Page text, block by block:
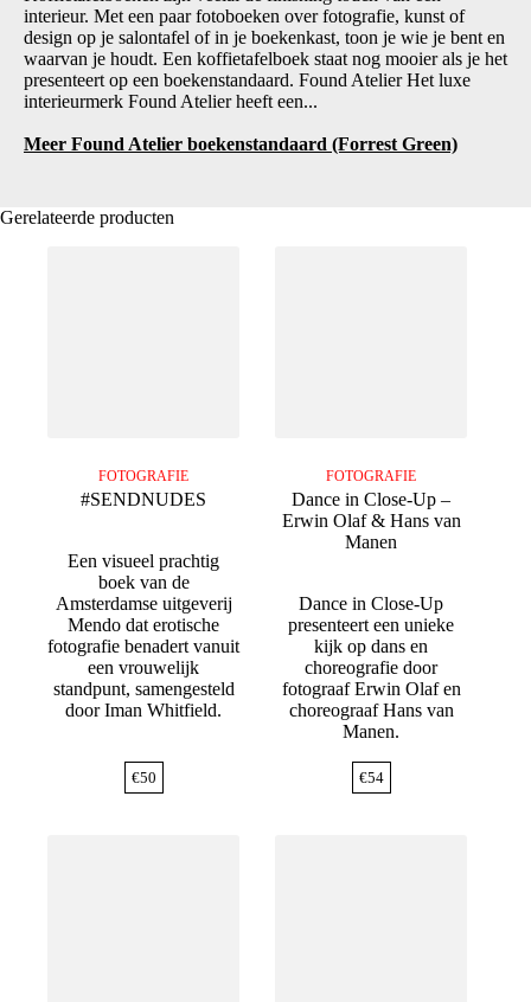
interieur. Met een paar fotoboeken over fotografie, kunst of
design op je salontafel of in je boekenkast, toon je wie je bent en
waarvan je houdt. Een koffietafelboek staat nog mooier als je het
presenteert op een boekenstandaard. Found Atelier Het luxe
interieurmerk Found Atelier heeft een...
Meer Found Atelier boekenstandaard (Forrest Green)
Gerelateerde producten
FOTOGRAFIE
#SENDNUDES
Een visueel prachtig
boek van de
Amsterdamse uitgeverij
Mendo dat erotische
fotografie benadert vanuit
een vrouwelijk
standpunt, samengesteld
door Iman Whitfield.
€50
FOTOGRAFIE
Dance in Close-Up –
Erwin Olaf & Hans van
Manen
Dance in Close-Up
presenteert een unieke
kijk op dans en
choreografie door
fotograaf Erwin Olaf en
choreograaf Hans van
Manen.
€54